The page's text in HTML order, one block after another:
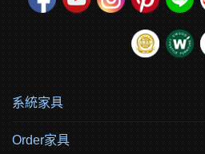
系統家具
Order家具